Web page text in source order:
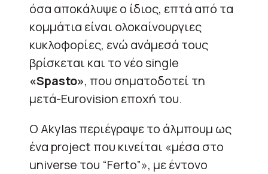
όσα αποκάλυψε ο ίδιος, επτά από τα
κομμάτια είναι ολοκαίνουργιες
κυκλοφορίες, ενώ ανάμεσά τους
βρίσκεται και το νέο single
«Spasto», που σηματοδοτεί τη
μετά-Eurovision εποχή του.
Ο Akylas περιέγραψε το άλμπουμ ως
ένα project που κινείται «μέσα στο
universe του “Ferto”», με έντονο